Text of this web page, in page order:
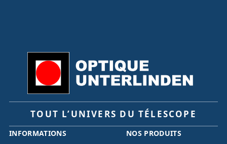
TOUT L’UNIVERS DU TÉLESCOPE
INFORMATIONS NOS PRODUITS